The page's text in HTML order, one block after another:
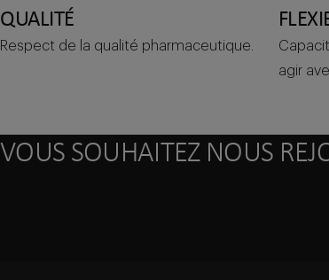
QUALITÉ
Respect de la qualité pharmaceutique.
agir
VOUS SOUHAITEZ NOUS